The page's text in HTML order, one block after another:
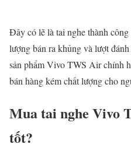
Đây có lẽ là tai nghe thành
lượng bán ra khủng và lượt
sản phẩm Vivo TWS Air chính
bán hàng kém chất lượng cho
Mua tai nghe Vivo
tốt?